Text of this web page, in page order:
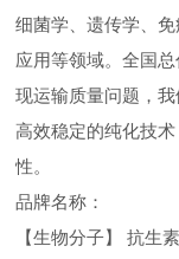
细菌学、遗传学、
应用等领域。全国
现运输质量问题，
高效稳定的纯化技
性。
品牌名称：
【生物分子】 抗生